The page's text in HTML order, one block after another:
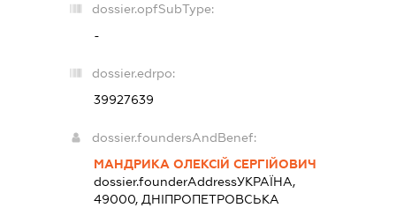
dossier.opfSubType:
-
dossier.edrpo:
39927639
dossier.foundersAndBenef:
МАНДРИКА ОЛЕКСІЙ СЕРГІЙОВИЧ
dossier.founderAddressУКРАЇНА,
49000, ДНIПРОПЕТРОВСЬКА